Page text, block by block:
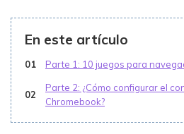
En este artículo
01 Parte 1: 10 juegos para
02
Parte 2: ¿Cómo configurar el
Chromebook?